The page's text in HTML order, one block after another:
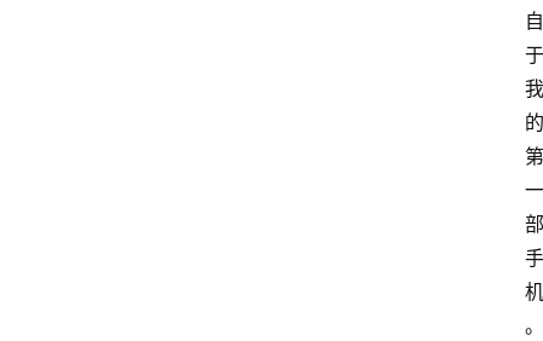
自
于
我
的
第
一
部
手
机
。